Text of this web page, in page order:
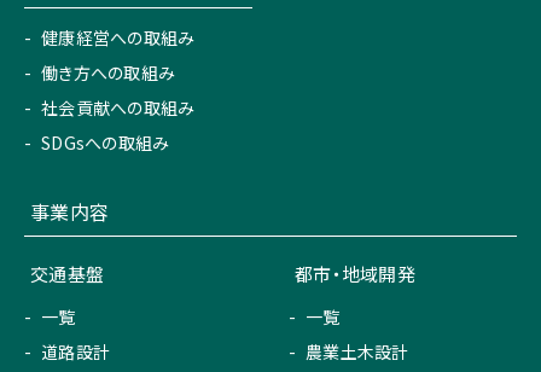
健康経営への取組み
働き方への取組み
社会貢献への取組み
SDGsへの取組み
事業内容
交通基盤
一覧
道路設計
都市・地域開発
一覧
農業土木設計